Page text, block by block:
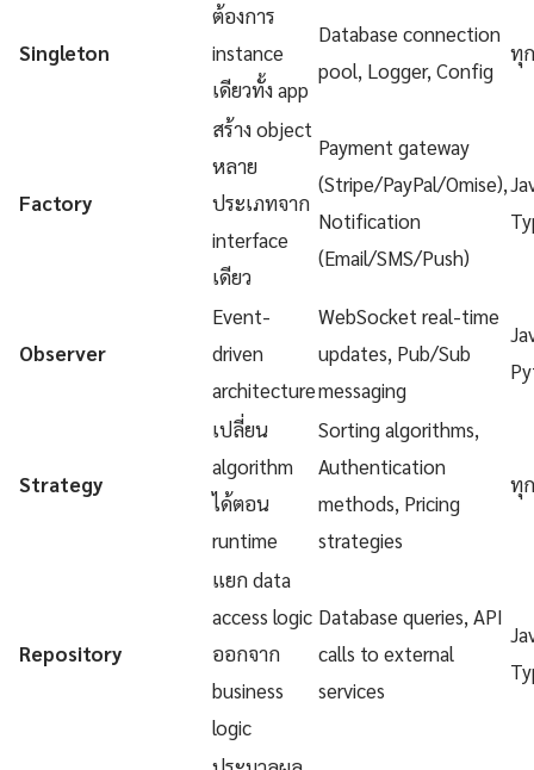
Singleton
ต้องการ
instance
เดียวทั้ง app
Database connection
pool, Logger, Config
ทุ
Factory
สร้าง object
หลาย
ประเภทจาก
interface
เดียว
Payment gateway
(Stripe/PayPal/Omise),
Notification
(Email/SMS/Push)
Observer
Event-
driven
architecture
WebSocket real-time
updates, Pub/Sub
messaging
Strategy
เปลี่ยน
algorithm
ได้ตอน
runtime
Sorting algorithms,
Authentication
methods, Pricing
strategies
ทุ
Repository
แยก data
access logic
ออกจาก
business
logic
Database queries, API
calls to external
services